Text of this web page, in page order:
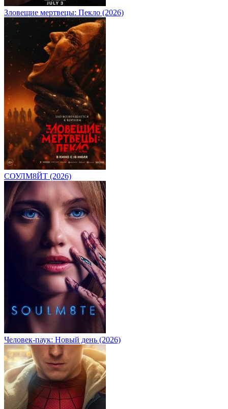
Зловещие мертвецы: Пекло (2026)
СОУЛМ8ЙТ (2026)
Человек-паук: Новый день (2026)